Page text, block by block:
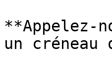
**Appelez-
un